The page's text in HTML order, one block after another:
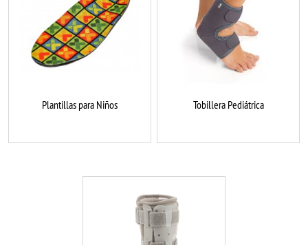
Plantillas para Niños Tobillera Pediátrica